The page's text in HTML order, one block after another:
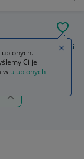
Zderzaki
zderzaki
Ci je
w ulubionych